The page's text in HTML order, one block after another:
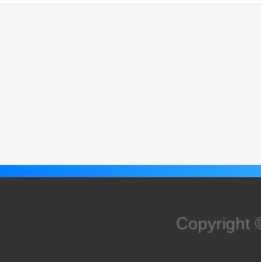
Copyright